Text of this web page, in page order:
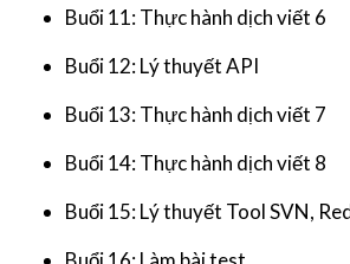
Buổi 11: Thực hành dịch viết 6
Buổi 12: Lý thuyết API
Buổi 13: Thực hành dịch viết 7
Buổi 14: Thực hành dịch viết 8
Buổi 15: Lý thuyết Tool SVN,